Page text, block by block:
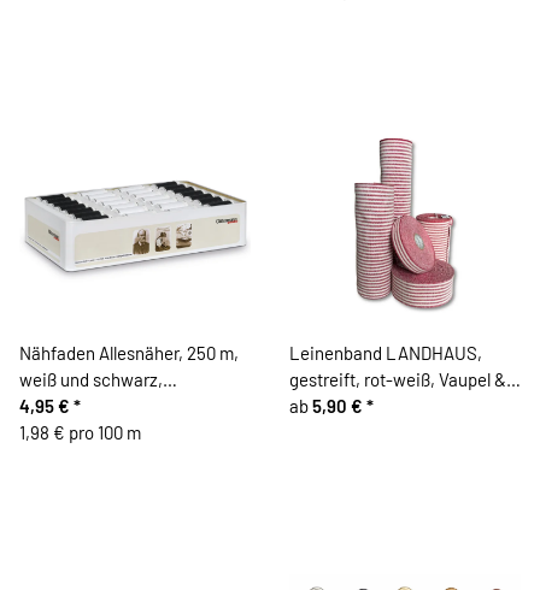
Nähfaden Allesnäher, 250 m,
weiß und schwarz,
Gütermann
4,95 € *
1,98 € pro 100 m
Leinenband LANDHAUS,
gestreift, rot-weiß, Vaupel &
Heilenbeck
ab5,90 € *